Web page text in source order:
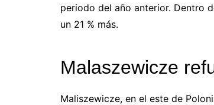
periodo del año anterior. Dentro
un 21 % más.
Malaszewicze
Maliszewicze, en el este de